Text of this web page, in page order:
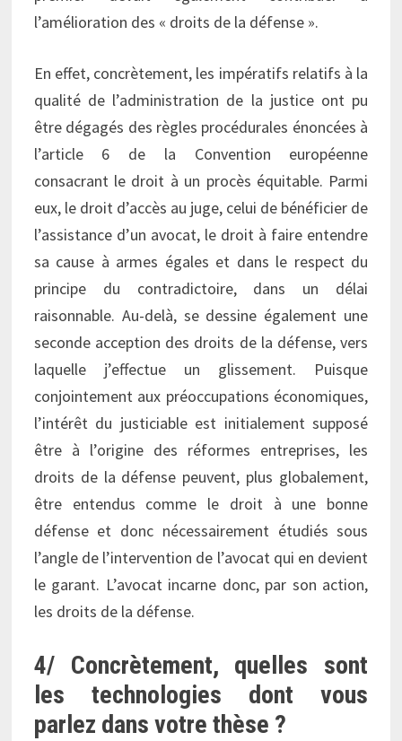
l’amélioration des « droits de la défense ».
En effet, concrètement, les impératifs relatifs à la
qualité de l’administration de la justice ont pu
être dégagés des règles procédurales énoncées à
l’article 6 de la Convention européenne
consacrant le droit à un procès équitable. Parmi
eux, le droit d’accès au juge, celui de bénéficier de
l’assistance d’un avocat, le droit à faire entendre
sa cause à armes égales et dans le respect du
principe du contradictoire, dans un délai
raisonnable. Au-delà, se dessine également une
seconde acception des droits de la défense, vers
laquelle j’effectue un glissement. Puisque
conjointement aux préoccupations économiques,
l’intérêt du justiciable est initialement supposé
être à l’origine des réformes entreprises, les
droits de la défense peuvent, plus globalement,
être entendus comme le droit à une bonne
défense et donc nécessairement étudiés sous
l’angle de l’intervention de l’avocat qui en devient
le garant. L’avocat incarne donc, par son action,
les droits de la défense.
4/ Concrètement, quelles sont
les technologies dont vous
parlez dans votre thèse ?